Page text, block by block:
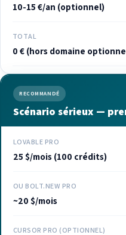
10-15 €/an (optionnel)
TOTAL
0 € (hors domaine
RECOMMANDÉ
Scénario sérieux —
LOVABLE PRO
25 $/mois (100 crédits)
OU BOLT.NEW PRO
~20 $/mois
CURSOR PRO (OPTIONNEL)